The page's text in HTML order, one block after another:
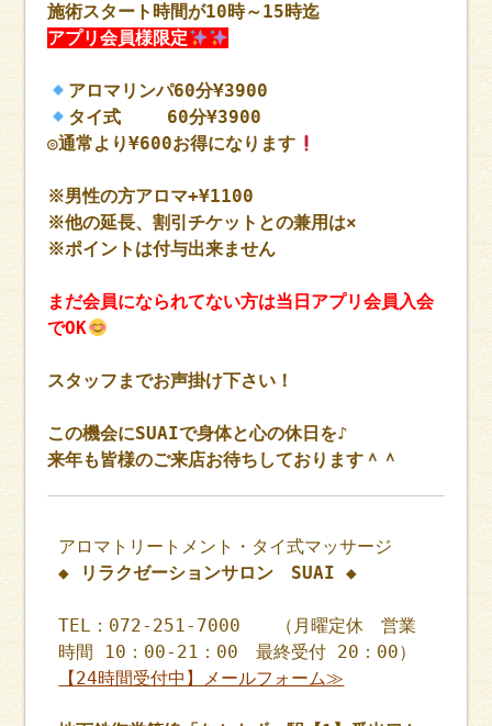
施術スタート時間が10時～15時迄
アプリ会員様限定
アロマリンパ60分¥3900
タイ式 60分¥3900
◎通常より¥600お得になります
※男性の方アロマ+¥1100
※他の延長、割引チケットとの兼用は×
※ポイントは付与出来ません
まだ会員になられてない方は当日アプリ会員入会
でOK
スタッフまでお声掛け下さい！
この機会にSUAIで身体と心の休日を♪
来年も皆様のご来店お待ちしております＾＾
アロマトリートメント・タイ式マッサージ
◆ リラクゼーションサロン SUAI ◆
TEL：072-251-7000 （月曜定休 営業
時間 10：00-21：00 最終受付 20：00）
【24時間受付中】メールフォーム≫